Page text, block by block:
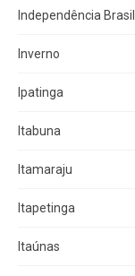
Independência Brasil
Inverno
Ipatinga
Itabuna
Itamaraju
Itapetinga
Itaúnas